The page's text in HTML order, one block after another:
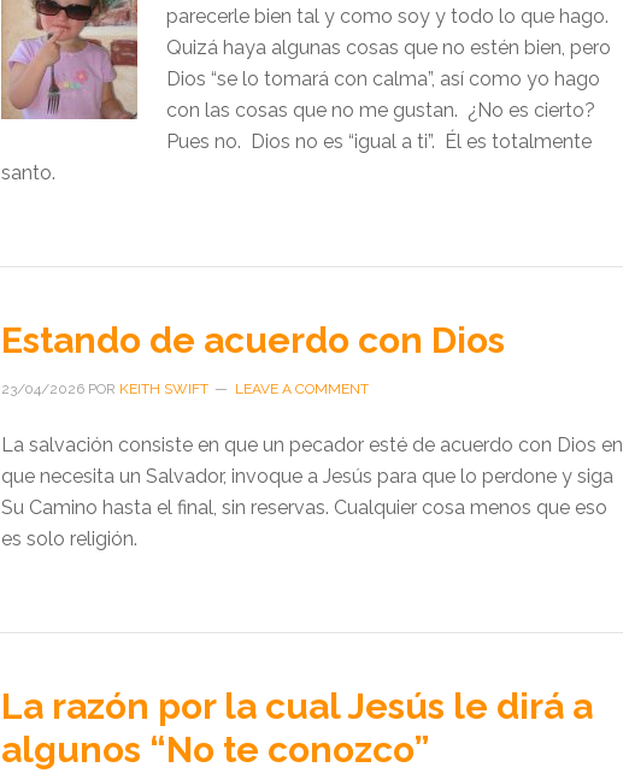
parecerle bien tal y como soy y todo lo que hago.
Quizá haya algunas cosas que no estén bien, pero
Dios “se lo tomará con calma”, así como yo hago
con las cosas que no me gustan. ¿No es cierto?
Pues no. Dios no es “igual a ti”. Él es totalmente
santo.
Estando de acuerdo con Dios
23/04/2026 POR KEITH SWIFT LEAVE A COMMENT
La salvación consiste en que un pecador esté de acuerdo con Dios en
que necesita un Salvador, invoque a Jesús para que lo perdone y siga
Su Camino hasta el final, sin reservas. Cualquier cosa menos que eso
es solo religión.
La razón por la cual Jesús le dirá a
algunos “No te conozco”